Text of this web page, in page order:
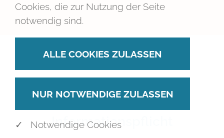
IMPRESSUM
Informationspflicht
Cookies, die zur Nutzung der Seite
notwendig sind.
✓ Notwendige Cookies